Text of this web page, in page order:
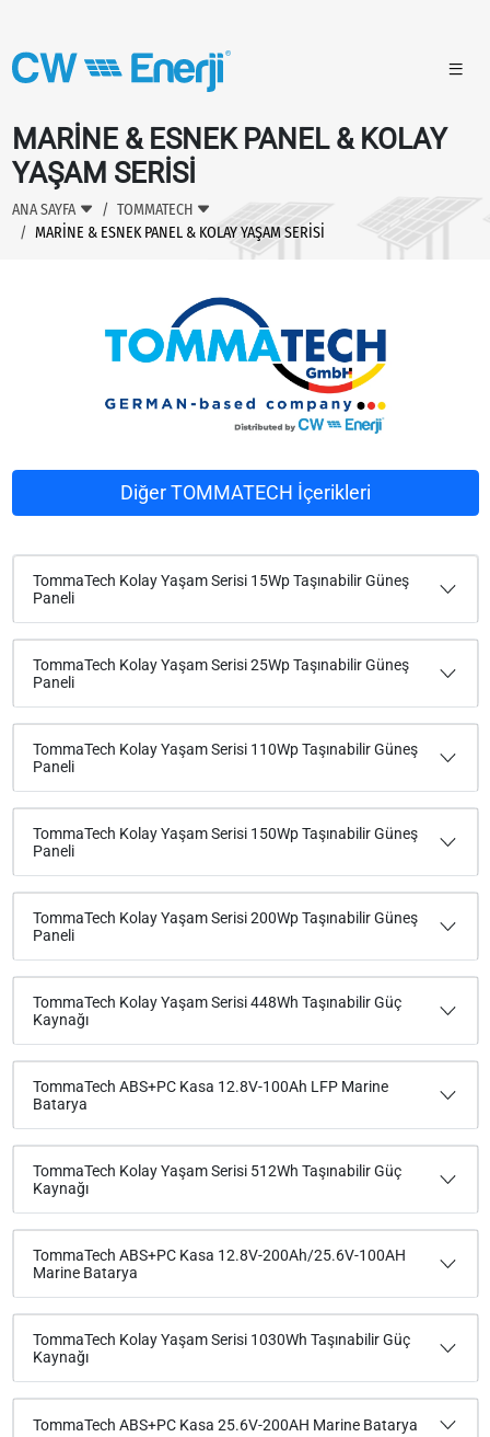
MARİNE & ESNEK PANEL & KOLAY
YAŞAM SERİSİ
ANA SAYFA
TOMMATECH
MARİNE & ESNEK PANEL & KOLAY YAŞAM SERİSİ
Diğer TOMMATECH İçerikleri
TommaTech Kolay Yaşam Serisi 15Wp Taşınabilir Güneş
Paneli
TommaTech Kolay Yaşam Serisi 25Wp Taşınabilir Güneş
Paneli
TommaTech Kolay Yaşam Serisi 110Wp Taşınabilir Güneş
Paneli
TommaTech Kolay Yaşam Serisi 150Wp Taşınabilir Güneş
Paneli
TommaTech Kolay Yaşam Serisi 200Wp Taşınabilir Güneş
Paneli
TommaTech Kolay Yaşam Serisi 448Wh Taşınabilir Güç
Kaynağı
TommaTech ABS+PC Kasa 12.8V-100Ah LFP Marine
Batarya
TommaTech Kolay Yaşam Serisi 512Wh Taşınabilir Güç
Kaynağı
TommaTech ABS+PC Kasa 12.8V-200Ah/25.6V-100AH
Marine Batarya
TommaTech Kolay Yaşam Serisi 1030Wh Taşınabilir Güç
Kaynağı
TommaTech ABS+PC Kasa 25.6V-200AH Marine Batarya